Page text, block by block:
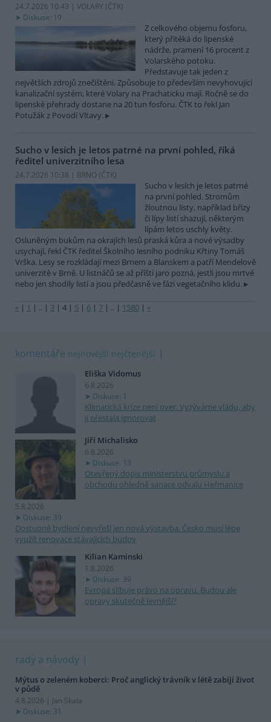
24.7.2026 10:43 | VOLARY (ČTK)
Diskuse: 19
Z celkového objemu fosforu,
který přitéká do lipenské
nádrže, pramení 16 procent z
Volarského potoku.
Představuje tak jeden z
největších zdrojů znečištění. Způsobuje to především nevyhovující
kanalizační systém, které Volary na Prachaticku mají. Ročně se do
lipenské přehrady dostane na 20 tun fosforu. ČTK to řekl Jan
Potužák z Povodí Vltavy.
Sucho v lesích je letos patrné na první pohled, říká
ředitel univerzitního lesa
24.7.2026 10:38 | BRNO (ČTK)
Sucho v lesích je letos patrné
na první pohled. Stromům
žloutnou listy, například břízy
či lípy listí shazují, některým
lípám letos uschly květy.
Osluněným bukům na okrajích lesů praská kůra a nové výsadby
usychají, řekl ČTK ředitel Školního lesního podniku Křtiny Tomáš
Vrška. Lesy se rozkládají mezi Brnem a Blanskem a patří Mendelově
univerzitě v Brně. U listnáčů se až příští jaro pozná, jestli jsou mrtvé
nebo jen shodily listí a jsou předčasně ve fázi vegetačního klidu.
« | 1 | .. | 3 | 4 | 5 | 6 | 7 | .. | 1580 | »
komentáře nejnovější nejčtenější
Eliška Vidomus
6.8.2026
Diskuse: 1
Klimatická krize není over. Vyzýváme vládu, aby
ji přestala ignorovat
Jiří Michalisko
6.8.2026
Diskuse: 13
Otevřený dopis ministerstvu průmyslu a
obchodu ohledně sanace odvalu Heřmanice
5.8.2026
Diskuse: 39
Dostupné bydlení nevyřeší jen nová výstavba. Česko musí lépe
využít renovace stávajících budov
Kilian Kaminski
1.8.2026
Diskuse: 39
Evropa slibuje právo na opravu. Budou ale
opravy skutečně levnější?
rady a návody
Mýtus o zeleném koberci: Proč anglický trávník v létě zabíjí život
v půdě
4.8.2026 | Jan Skala
Diskuse: 31